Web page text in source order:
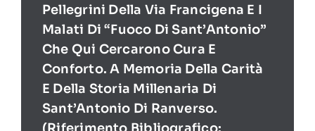
Pellegrini Della Via Francigena E I
Malati Di “Fuoco Di Sant’Antonio”
Che Qui Cercarono Cura E
Conforto. A Memoria Della Carità
E Della Storia Millenaria Di
Sant’Antonio Di Ranverso.